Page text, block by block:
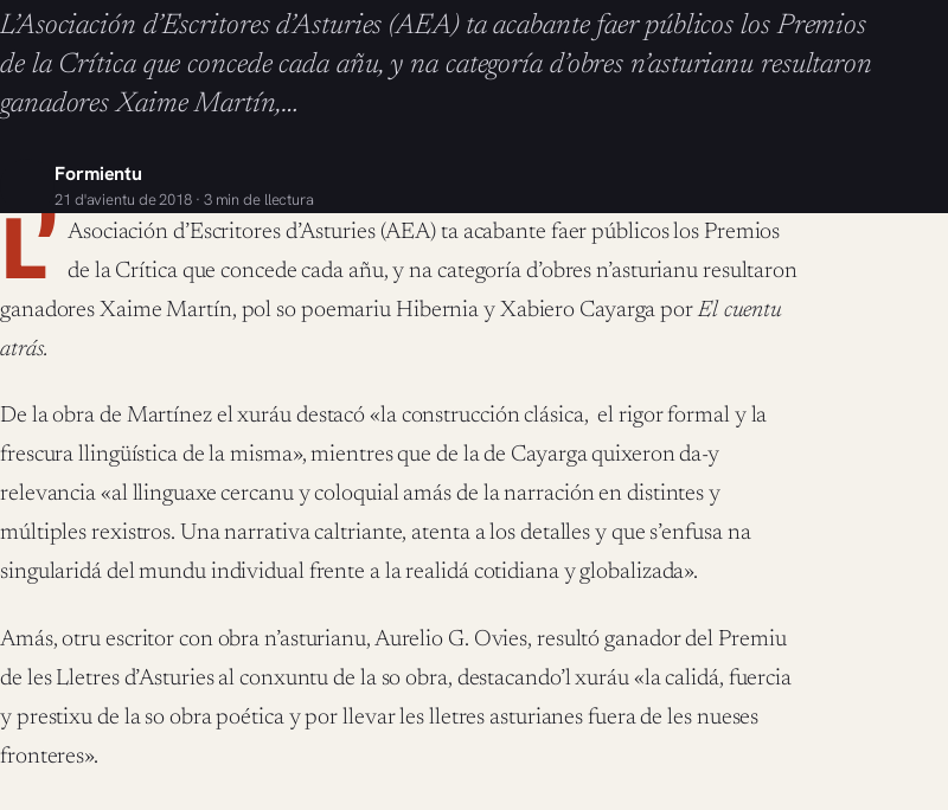
L’Asociación d’Escritores d’Asturies (AEA) ta acabante faer públicos los Premios
de la Crítica que concede cada añu, y na categoría d’obres n’asturianu resultaron
ganadores Xaime Martín,…
Formientu
21 d'avientu de 2018 · 3 min de llectura
L’ Asociación d’Escritores d’Asturies (AEA) ta acabante faer públicos los Premios
de la Crítica que concede cada añu, y na categoría d’obres n’asturianu resultaron
ganadores Xaime Martín, pol so poemariu Hibernia y Xabiero Cayarga porEl cuentu
atrás.
De la obra de Martínez el xuráu destacó «la construcción clásica, el rigor formal y la
frescura llingüística de la misma», mientres que de la de Cayarga quixeron da-y
relevancia «al llinguaxe cercanu y coloquial amás de la narración en distintes y
múltiples rexistros. Una narrativa caltriante, atenta a los detalles y que s’enfusa na
singularidá del mundu individual frente a la realidá cotidiana y globalizada».
Amás, otru escritor con obra n’asturianu, Aurelio G. Ovies, resultó ganador del Premiu
de les Lletres d’Asturies al conxuntu de la so obra, destacando’l xuráu «la calidá, fuercia
y prestixu de la so obra poética y por llevar les lletres asturianes fuera de les nueses
fronteres».